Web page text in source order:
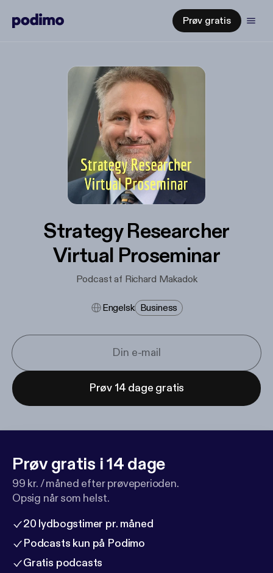
Prøv gratis
Strategy Researcher
Virtual Proseminar
Podcast af Richard Makadok
Engelsk Business
Prøv 14 dage gratis
Prøv gratis i 14 dage
99 kr. / måned efter prøveperioden.
Opsig når som helst.
20 lydbogstimer pr. måned
Podcasts kun på Podimo
Gratis podcasts